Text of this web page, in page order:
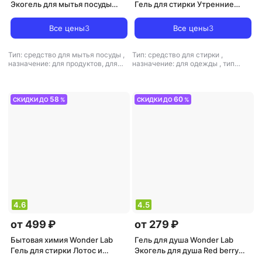
Экогель для мытья посуды
Все цены3
Тип: средство для мытья посуды ,
назначение: для продуктов, для
средство,тип ткани:
универсальный
Гель для стирки Утренние
стирки деликатного белья 1.4
л
Все цены3
Тип: средство для стирки ,
назначение: для одежды , тип
СКИДКИ ДО 58 %
4.6
от 499 ₽
Бытовая химия Wonder Lab
Гель для стирки Лотос и
СКИДКИ ДО60 %
4.5
от 279 ₽
Гель для душа Wonder Lab
Экогель для душа Red berry